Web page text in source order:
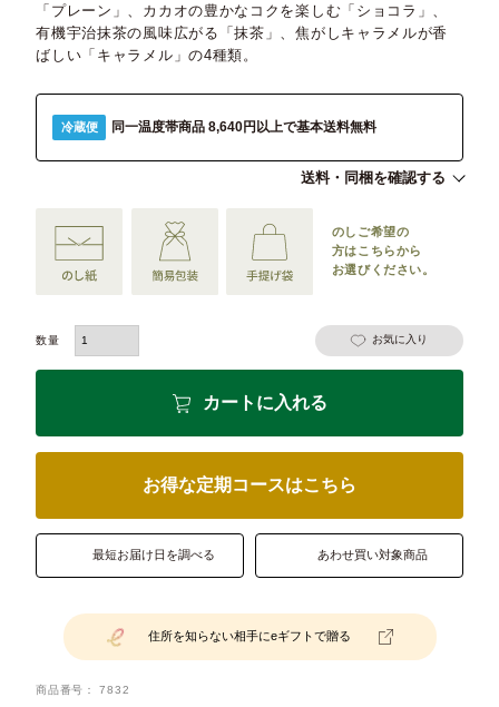
「プレーン」、カカオの豊かなコクを楽しむ「ショコラ」、
有機宇治抹茶の風味広がる「抹茶」、焦がしキャラメルが香
ばしい「キャラメル」の4種類。
冷蔵便 同一温度帯商品 8,640円以上で基本送料無料
送料・同梱を確認する
のしご希望の
方はこちらから
お選びください。
お気に入り
カートに入れる
お得な定期コースはこちら
最短お届け日を調べる あわせ買い対象商品
住所を知らない相手にeギフトで贈る
商品番号 7832